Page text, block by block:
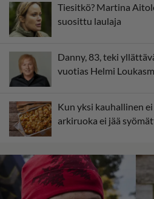
Tiesitkö? Martina
suosittu laulaja
Danny, 83, teki
vuotias Helmi
Kun yksi kauhallinen
arkiruoka ei jää